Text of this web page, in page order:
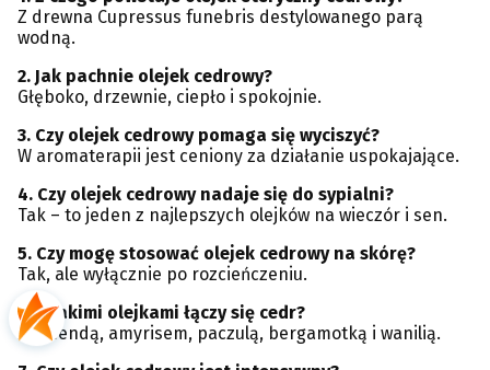
Z drewna Cupressus funebris destylowanego parą
wodną.
2. Jak pachnie olejek cedrowy?
Głęboko, drzewnie, ciepło i spokojnie.
3. Czy olejek cedrowy pomaga się wyciszyć?
W aromaterapii jest ceniony za działanie uspokajające.
4. Czy olejek cedrowy nadaje się do sypialni?
Tak – to jeden z najlepszych olejków na wieczór i sen.
5. Czy mogę stosować olejek cedrowy na skórę?
Tak, ale wyłącznie po rozcieńczeniu.
6. Z jakimi olejkami łączy się cedr?
Z lawendą, amyrisem, paczulą, bergamotką i wanilią.